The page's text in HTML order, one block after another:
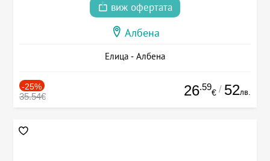
виж офертата
Албена
Елица - Албена
-25%
35.54€ 26.59
€ / 52лв.